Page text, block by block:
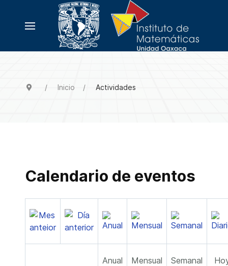
Inicio Actividades
Calendario de eventos
Anual Mensual Semanal